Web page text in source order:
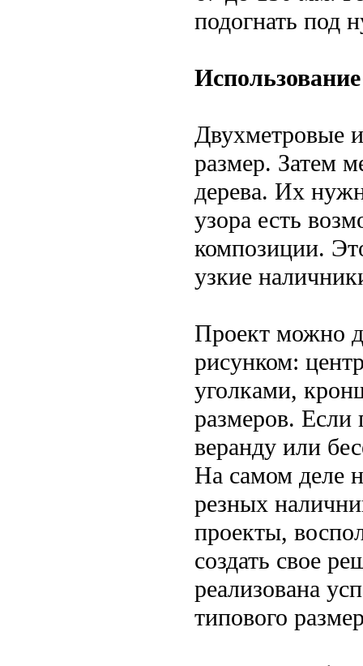
подогнать под
Использование
Двухметровые
размер. Затем
дерева. Их
узора есть
композиции.
узкие
Проект можно
рисунком:
уголками,
размеров. Если
веранду или
На самом деле
резных
проекты,
создать свое
реализована
типового